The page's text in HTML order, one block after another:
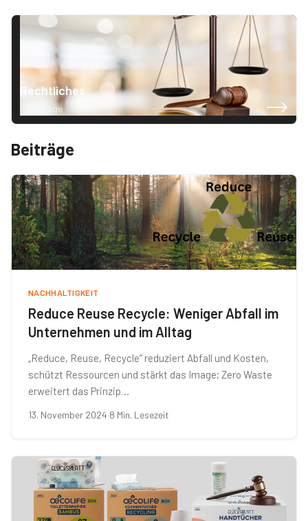
Rechtliches
7 Beiträge
Beiträge
NACHHALTIGKEIT
Reduce Reuse Recycle: Weniger Abfall im
Unternehmen und im Alltag
„Reduce, Reuse, Recycle“ reduziert Abfall und Kosten,
schützt Ressourcen und stärkt das Image; Zero Waste
erweitert das Prinzip…
13. November 2024·8 Min. Lesezeit